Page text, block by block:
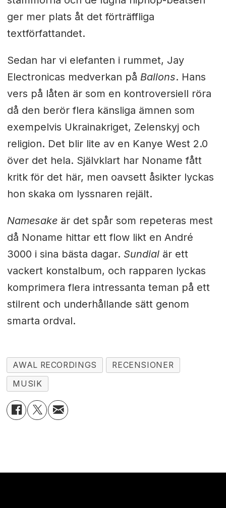
ger mer plats åt det förträffliga
textförfattandet.
Sedan har vi elefanten i rummet, Jay
Electronicas medverkan på Ballons. Hans
vers på låten är som en kontroversiell röra
då den berör flera känsliga ämnen som
exempelvis Ukrainakriget, Zelenskyj och
religion. Det blir lite av en Kanye West 2.0
över det hela. Självklart har Noname fått
kritk för det här, men oavsett åsikter lyckas
hon skaka om lyssnaren rejält.
Namesakeär det spår som repeteras mest
då Noname hittar ett flow likt en André
3000 i sina bästa dagar. Sundialär ett
vackert konstalbum, och rapparen lyckas
komprimera flera intressanta teman på ett
stilrent och underhållande sätt genom
smarta ordval.
AWAL RECORDINGS
RECENSIONER
MUSIK